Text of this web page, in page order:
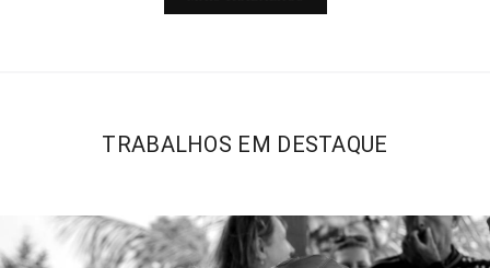
TRABALHOS EM DESTAQUE